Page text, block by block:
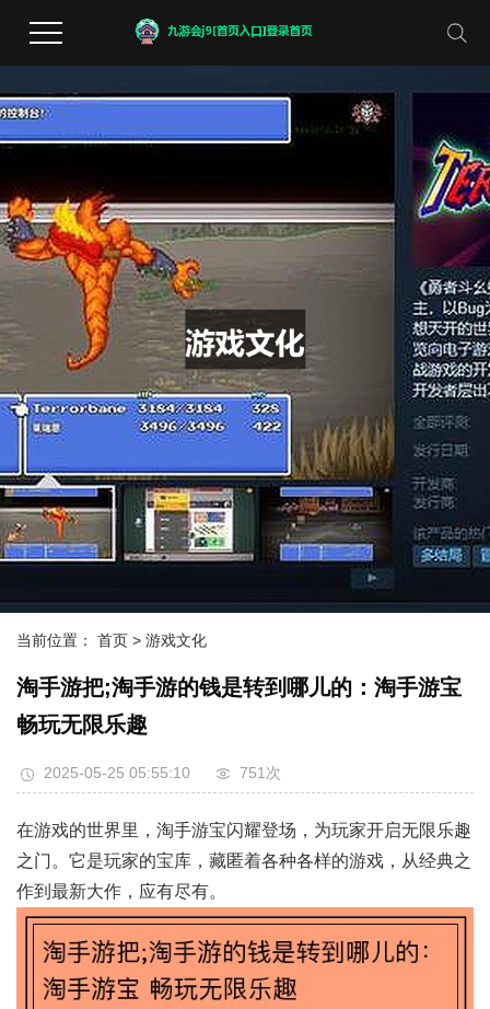
当前位置： 首页 > 游戏文化
淘手游把;淘手游的钱是转到哪儿的：淘手游宝
畅玩无限乐趣
2025-05-25 05:55:10 751次
在游戏的世界里，淘手游宝闪耀登场，为玩家开启无限乐趣
之门。它是玩家的宝库，藏匿着各种各样的游戏，从经典之
作到最新大作，应有尽有。